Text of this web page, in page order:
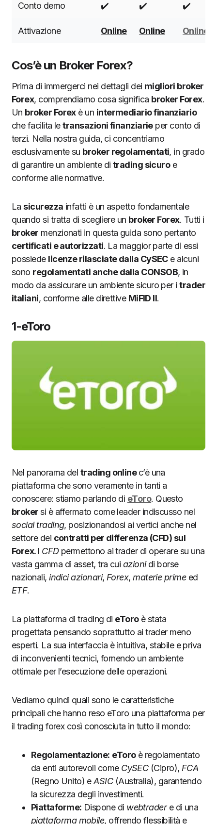
Conto demo ✔️ ✔️ ✔️
Attivazione Online Online Online
Cos’è un Broker Forex?
Prima di immergerci nei dettagli dei migliori broker
Forex, comprendiamo cosa significa broker Forex.
Un broker Forexè un intermediario finanziario
che facilita letransazioni finanziarieper conto di
terzi. Nella nostra guida, ci concentriamo
esclusivamente su broker regolamentati, in grado
di garantire un ambiente di trading sicuroe
conforme alle normative.
La sicurezza infatti è un aspetto fondamentale
quando si tratta di scegliere un broker Forex. Tutti i
broker menzionati in questa guida sono pertanto
certificati e autorizzati. La maggior parte di essi
possiede licenze rilasciate dalla CySECe alcuni
sono regolamentati anche dalla CONSOB, in
modo da assicurare un ambiente sicuro per itrader
italiani, conforme alle direttive MiFID II.
1-eToro
Nel panorama del trading onlinec’è una
piattaforma che sono veramente in tanti a
conoscere: stiamo parlando di eToro. Questo
brokersi è affermato come leader indiscusso nel
social trading, posizionandosi ai vertici anche nel
settore dei contratti per differenza (CFD) sul
Forex. I CFDpermettono ai trader di operare su una
vasta gamma di asset, tra cui azionidi borse
nazionali,indici azionari, Forex,materie primeed
ETF.
La piattaforma di trading di eToroè stata
progettata pensando soprattutto ai trader meno
esperti. La sua interfaccia è intuitiva, stabile e priva
di inconvenienti tecnici, fornendo un ambiente
ottimale per l’esecuzione delle operazioni.
Vediamo quindi quali sono le caratteristiche
principali che hanno reso eToro una piattaforma per
il trading forex così conosciuta in tutto il mondo:
Regolamentazione: eToroè regolamentato
da enti autorevoli come CySEC(Cipro), FCA
(Regno Unito) eASIC(Australia), garantendo
la sicurezza degli investimenti.
Piattaforme: Dispone di webtradere di una
piattaforma mobile, offrendo flessibilità e